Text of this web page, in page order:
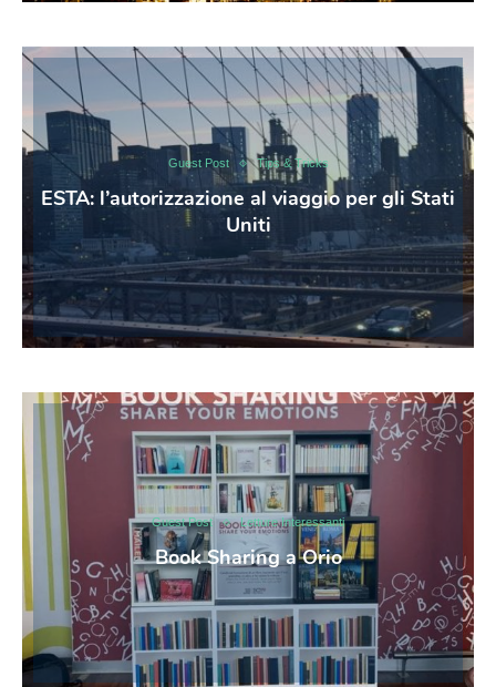
Guest Post Tips & Tricks
ESTA: l’autorizzazione al viaggio per gli Stati
Uniti
Guest Post Letture Interessanti
Book Sharing a Orio